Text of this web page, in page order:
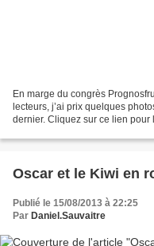
En marge du congrès
lecteurs, j’ai prix quelques
dernier. Cliquez sur ce lien pour
Oscar et le Kiwi en
Publié le 15/08/2013 à 22:25
Par Daniel.Sauvaitre